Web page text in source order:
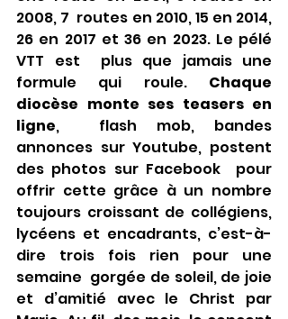
2008, 7  routes en 2010, 15 en 2014,
26 en 2017 et 36 en 2023. Le pélé
VTT est  plus que jamais une
formule qui roule. Chaque
diocèse monte ses teasers en
ligne,  flash mob, bandes
annonces sur Youtube, postent
des photos sur Facebook  pour
offrir cette grâce à un nombre
toujours croissant de collégiens,
lycéens et encadrants, c’est-à-
dire trois fois rien pour une
semaine  gorgée de soleil, de joie
et d’amitié avec le Christ par